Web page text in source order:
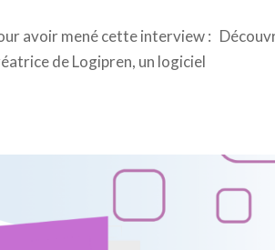
avoir mené cette interview :
de Logipren, un logiciel